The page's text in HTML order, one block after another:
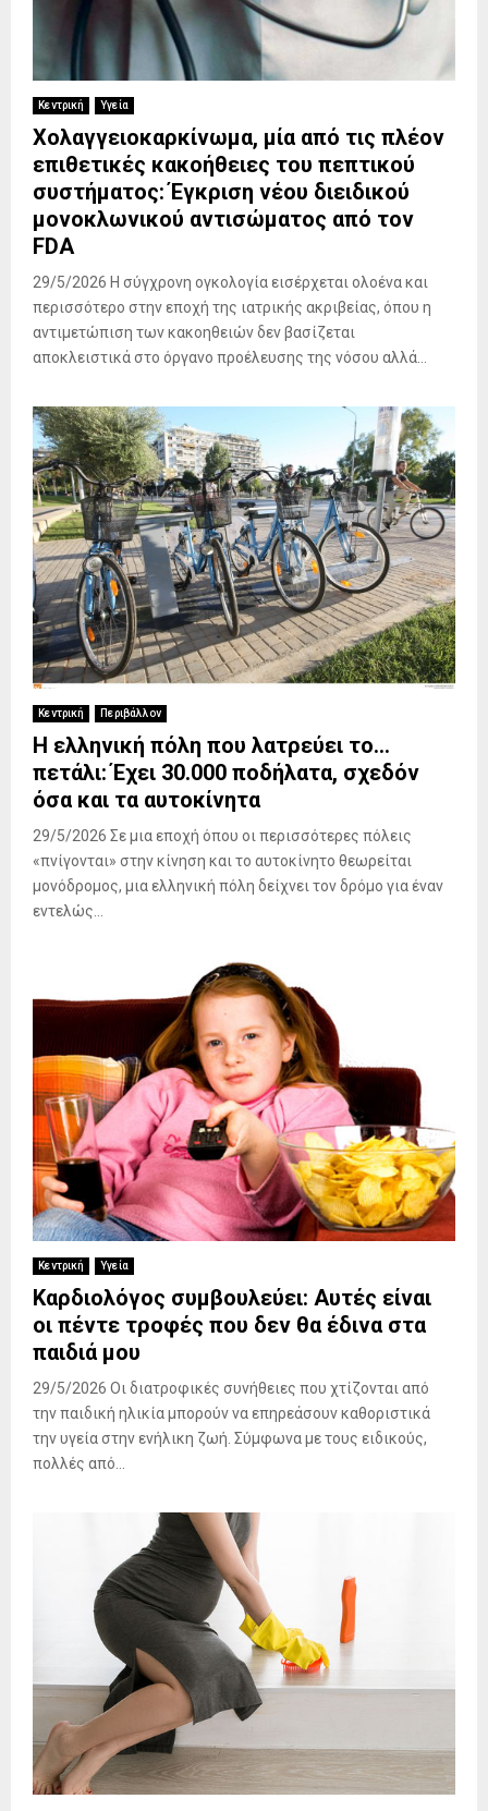
Κεντρική Υγεία
Xολαγγειοκαρκίνωμα, μία από τις πλέον
επιθετικές κακοήθειες του πεπτικού
συστήματος: Έγκριση νέου διειδικού
μονοκλωνικού αντισώματος από τον
FDA
29/5/2026 Η σύγχρονη ογκολογία εισέρχεται ολοένα και
περισσότερο στην εποχή της ιατρικής ακριβείας, όπου η
αντιμετώπιση των κακοηθειών δεν βασίζεται
αποκλειστικά στο όργανο προέλευσης της νόσου αλλά...
Κεντρική Περιβάλλον
Η ελληνική πόλη που λατρεύει το…
πετάλι: Έχει 30.000 ποδήλατα, σχεδόν
όσα και τα αυτοκίνητα
29/5/2026 Σε μια εποχή όπου οι περισσότερες πόλεις
«πνίγονται» στην κίνηση και το αυτοκίνητο θεωρείται
μονόδρομος, μια ελληνική πόλη δείχνει τον δρόμο για έναν
εντελώς...
Κεντρική Υγεία
Καρδιολόγος συμβουλεύει: Αυτές είναι
οι πέντε τροφές που δεν θα έδινα στα
παιδιά μου
29/5/2026 Οι διατροφικές συνήθειες που χτίζονται από
την παιδική ηλικία μπορούν να επηρεάσουν καθοριστικά
την υγεία στην ενήλικη ζωή. Σύμφωνα με τους ειδικούς,
πολλές από...